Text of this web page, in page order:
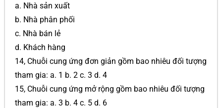
a. Nhà sản xuất
b. Nhà phân phối
c. Nhà bán lẻ
d. Khách hàng
14, Chuỗi cung ứng đơn giản gồm bao nhiêu đối tượng
tham gia: a. 1 b. 2 c. 3 d. 4
15, Chuỗi cung ứng mở rộng gồm bao nhiêu đối tượng
tham gia: a. 3 b. 4 c. 5 d. 6